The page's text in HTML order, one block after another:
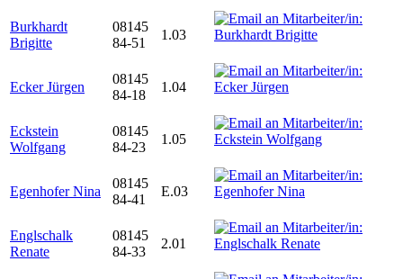
Burkhardt
Brigitte
08145
84-51
1.03
Ecker Jürgen
08145
84-18
1.04
Eckstein
Wolfgang
08145
84-23
1.05
Egenhofer Nina
08145
84-41
E.03
Englschalk
Renate
08145
84-33
2.01